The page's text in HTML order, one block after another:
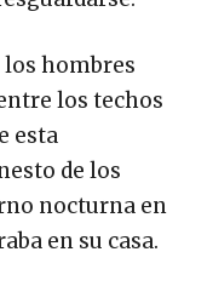
hombres
los techos
esta
de los
nocturna en
en su casa.